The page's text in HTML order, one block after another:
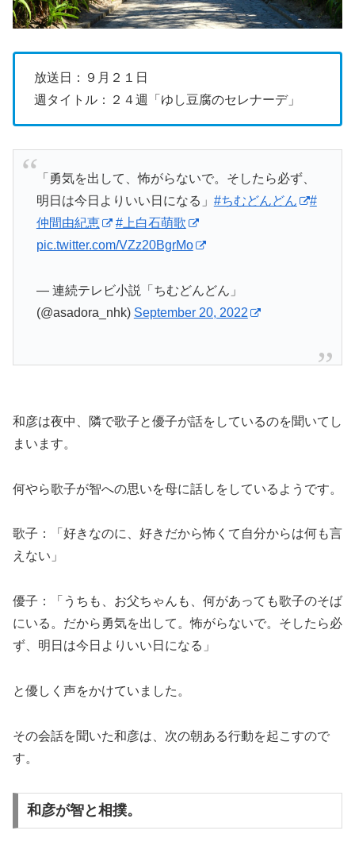
放送日：９月２１日
週タイトル：２４週「ゆし豆腐のセレナーデ」
「勇気を出して、怖がらないで。そしたら必ず、
明日は今日よりいい日になる」 #ちむどんどん
#
仲間由紀恵
#上白石萌歌
pic.twitter.com/VZz20BgrMo
— 連続テレビ小説「ちむどんどん」
(@asadora_nhk) September 20, 2022
和彦は夜中、隣で歌子と優子が話をしているのを聞いてし
まいます。
何やら歌子が智への思いを母に話しをしているようです。
歌子：「好きなのに、好きだから怖くて自分からは何も言
えない」
優子：「うちも、お父ちゃんも、何があっても歌子のそば
にいる。だから勇気を出して。怖がらないで。そしたら必
ず、明日は今日よりいい日になる」
と優しく声をかけていました。
その会話を聞いた和彦は、次の朝ある行動を起こすので
す。
和彦が智と相撲。